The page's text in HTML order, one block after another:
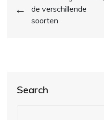
navigation
de verschillende
soorten
Search